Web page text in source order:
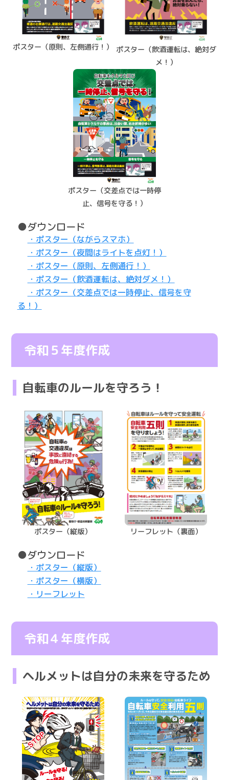
ポスター（原則、左側通行！）
ポスター（飲酒運転は、絶対ダ
メ！）
ポスター（交差点では一時停
止、信号を守る！）
●ダウンロード
・ポスター（ながらスマホ）
・ポスター（夜間はライトを点灯！）
・ポスター（原則、左側通行！）
・ポスター（飲酒運転は、絶対ダメ！）
・ポスター（交差点では一時停止、信号を守
る！）
令和５年度作成
自転車のルールを守ろう！
ポスター（縦版） リーフレット（裏面）
●ダウンロード
・ポスター（縦版）
・ポスター（横版）
・リーフレット
令和４年度作成
ヘルメットは自分の未来を守るため